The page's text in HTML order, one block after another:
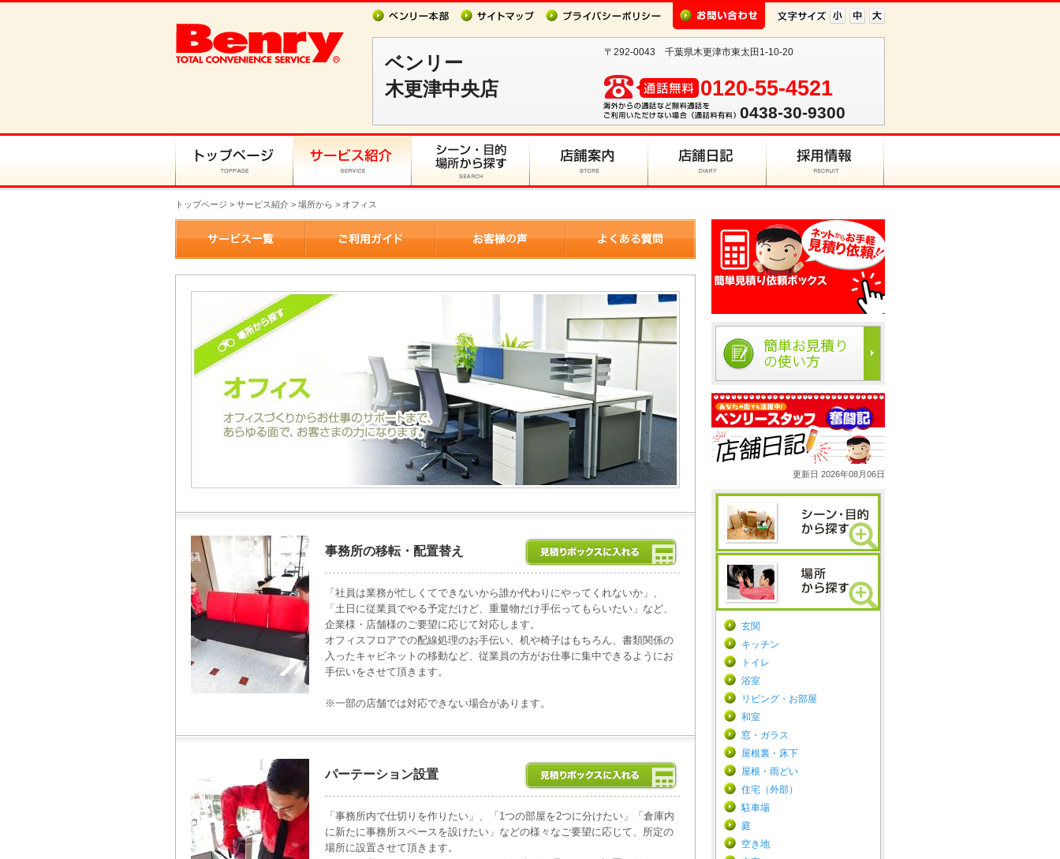
ベンリー
木更津中央店
〒292-0043 千葉県木更津市東太田1-10-20
0120-55-4521
0438-30-9300
トップページ > サービス紹介 > 場所から > オフィス
事務所の移転・配置替え
「社員は業務が忙しくてできないから誰か代わりにやってくれないか」、
「土日に従業員でやる予定だけど、重量物だけ手伝ってもらいたい」など、
企業様・店舗様のご要望に応じて対応します。
オフィスフロアでの配線処理のお手伝い、机や椅子はもちろん、書類関係の
入ったキャビネットの移動など、従業員の方がお仕事に集中できるようにお
手伝いをさせて頂きます。
※一部の店舗では対応できない場合があります。
パーテーション設置
「事務所内で仕切りを作りたい」、「1つの部屋を2つに分けたい」「倉庫内
に新たに事務所スペースを設けたい」などの様々なご要望に応じて、所定の
場所に設置させて頂きます。
更新日 2026年08月06日
玄関
キッチン
トイレ
浴室
リビング・お部屋
和室
窓・ガラス
屋根裏・床下
屋根・雨どい
住宅（外部）
駐車場
庭
空き地